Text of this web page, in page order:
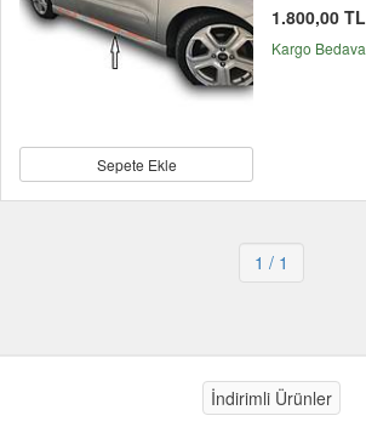
Sepete Ekle
1.800,00 TL
Kargo Bedava
1 / 1
İndirimli Ürünler